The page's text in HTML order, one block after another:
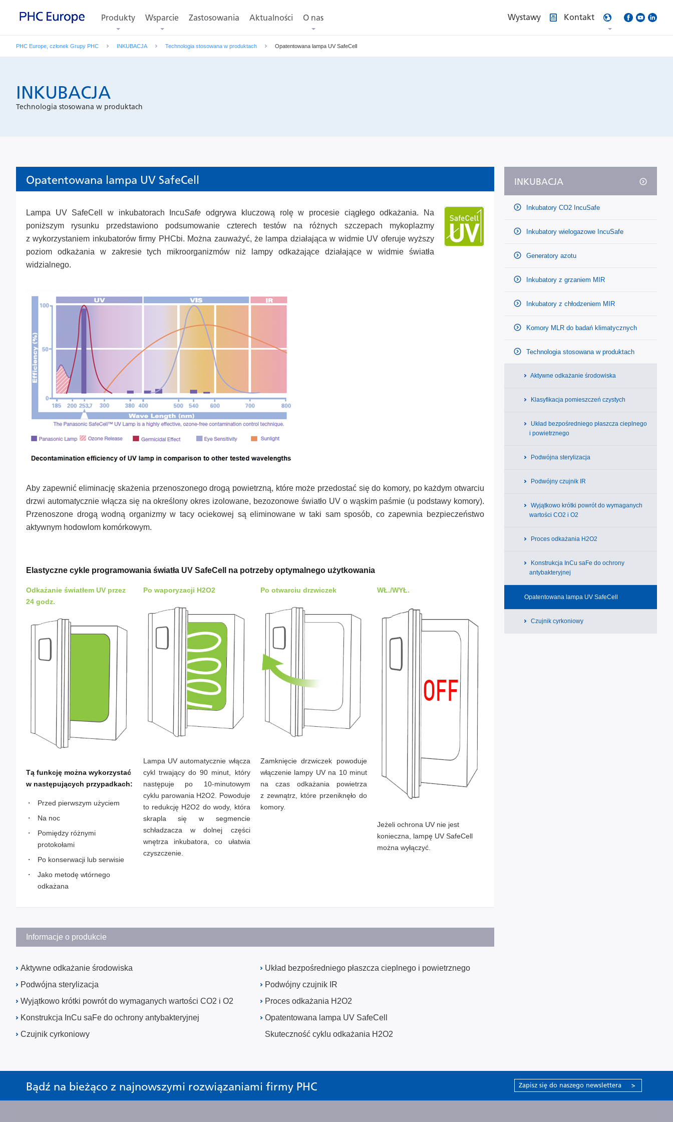
Produkty Wsparcie Zastosowania Aktualności O nas Wystawy Kontakt
PHC Europe, członek Grupy PHC INKUBACJA Technologia stosowana w produktach Opatentowana lampa UV SafeCell
INKUBACJA
Technologia stosowana w produktach
Opatentowana lampa UV SafeCell
Lampa UV SafeCell w inkubatorach IncuSafe odgrywa kluczową rolę w procesie ciągłego odkażania. Na
poniższym rysunku przedstawiono podsumowanie czterech testów na różnych szczepach mykoplazmy
z wykorzystaniem inkubatorów firmy PHCbi. Można zauważyć, że lampa działająca w widmie UV oferuje wyższy
poziom odkażania w zakresie tych mikroorganizmów niż lampy odkażające działające w widmie światła
widzialnego.
Aby zapewnić eliminację skażenia przenoszonego drogą powietrzną, które może przedostać się do komory, po każdym otwarciu
drzwi automatycznie włącza się na określony okres izolowane, bezozonowe światło UV o wąskim paśmie (u podstawy komory).
Przenoszone drogą wodną organizmy w tacy ociekowej są eliminowane w taki sam sposób, co zapewnia bezpieczeństwo
aktywnym hodowlom komórkowym.
Elastyczne cykle programowania światła UV SafeCell na potrzeby optymalnego użytkowania
Odkażanie światłem UV przez
24 godz.
Tą funkcję można wykorzystać
w następujących przypadkach:
Przed pierwszym użyciem
Na noc
Pomiędzy różnymi
protokołami
Po konserwacji lub serwisie
Jako metodę wtórnego
odkażana
Po waporyzacji H2O2
Lampa UV automatycznie włącza
cykl trwający do 90 minut, który
następuje po 10-minutowym
cyklu parowania H2O2. Powoduje
to redukcję H2O2 do wody, która
skrapla się w segmencie
schładzacza w dolnej części
wnętrza inkubatora, co ułatwia
czyszczenie.
Po otwarciu drzwiczek
Zamknięcie drzwiczek powoduje
włączenie lampy UV na 10 minut
na czas odkażania powietrza
z zewnątrz, które przeniknęło do
komory.
WŁ./WYŁ.
Jeżeli ochrona UV nie jest
konieczna, lampę UV SafeCell
można wyłączyć.
Informacje o produkcie
Aktywne odkażanie środowiska
Podwójna sterylizacja
Wyjątkowo krótki powrót do wymaganych wartości CO2 i O2
Konstrukcja InCu saFe do ochrony antybakteryjnej
Czujnik cyrkoniowy
Układ bezpośredniego płaszcza cieplnego i powietrznego
Podwójny czujnik IR
Proces odkażania H2O2
Opatentowana lampa UV SafeCell
Skuteczność cyklu odkażania H2O2
INKUBACJA
Inkubatory CO2 IncuSafe
Inkubatory wielogazowe IncuSafe
Generatory azotu
Inkubatory z grzaniem MIR
Inkubatory z chłodzeniem MIR
Komory MLR do badań klimatycznych
Technologia stosowana w produktach
Aktywne odkażanie środowiska
Klasyfikacja pomieszczeń czystych
Układ bezpośredniego płaszcza cieplnego
i powietrznego
Podwójna sterylizacja
Podwójny czujnik IR
Wyjątkowo krótki powrót do wymaganych
wartości CO2 i O2
Proces odkażania H2O2
Konstrukcja InCu saFe do ochrony
antybakteryjnej
Opatentowana lampa UV SafeCell
Czujnik cyrkoniowy
Bądź na bieżąco z najnowszymi rozwiązaniami firmy PHC Zapisz się do naszego newslettera >